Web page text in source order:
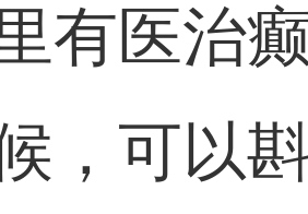
有医治
，可以